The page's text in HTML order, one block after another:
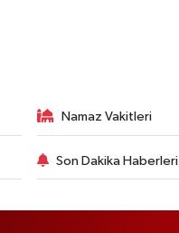
Namaz Vakitleri
Son Dakika Haberleri